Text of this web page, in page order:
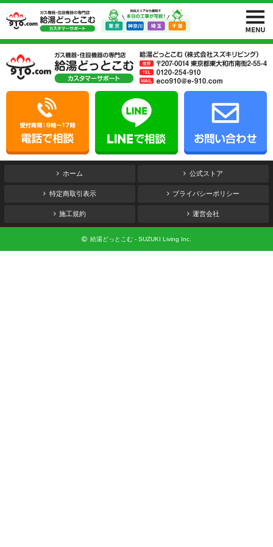
ホーム 公式ストア
特定商取引表示 プライバシーポリシー
施工規約 運営会社
給湯どっとこむ - SUZUKI Living Inc.